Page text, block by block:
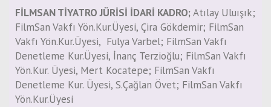
FİLMSAN TİYATRO JÜRİSİ İDARİ KADRO;Atılay Uluışık;
FilmSan Vakfı Yön.Kur.Üyesi, Çira Gökdemir; FilmSan
Vakfı Yön.Kur.Üyesi, Fulya Varbel; FilmSan Vakfı
Denetleme Kur.Üyesi, İnanç Terzioğlu; FilmSan Vakfı
Yön.Kur. Üyesi, Mert Kocatepe; FilmSan Vakfı
Denetleme Kur. Üyesi, S.Çağlan Övet; FilmSan Vakfı
Yön.Kur.Üyesi